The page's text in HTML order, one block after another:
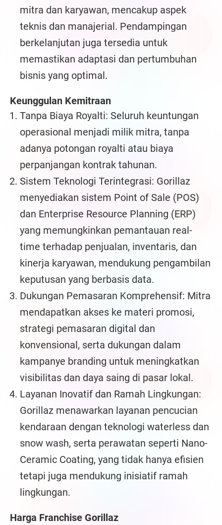
mitra dan karyawan, mencakup aspek
teknis dan manajerial. Pendampingan
berkelanjutan juga tersedia untuk
memastikan adaptasi dan pertumbuhan
bisnis yang optimal.
Keunggulan Kemitraan
Tanpa Biaya Royalti: Seluruh keuntungan
operasional menjadi milik mitra, tanpa
adanya potongan royalti atau biaya
perpanjangan kontrak tahunan.
Sistem Teknologi Terintegrasi: Gorillaz
menyediakan sistem Point of Sale (POS)
dan Enterprise Resource Planning (ERP)
yang memungkinkan pemantauan real-
time terhadap penjualan, inventaris, dan
kinerja karyawan, mendukung pengambilan
keputusan yang berbasis data.
Dukungan Pemasaran Komprehensif: Mitra
mendapatkan akses ke materi promosi,
strategi pemasaran digital dan
konvensional, serta dukungan dalam
kampanye branding untuk meningkatkan
visibilitas dan daya saing di pasar lokal.
Layanan Inovatif dan Ramah Lingkungan:
Gorillaz menawarkan layanan pencucian
kendaraan dengan teknologi waterless dan
snow wash, serta perawatan seperti Nano-
Ceramic Coating, yang tidak hanya efisien
tetapi juga mendukung inisiatif ramah
lingkungan.
Harga Franchise Gorillaz